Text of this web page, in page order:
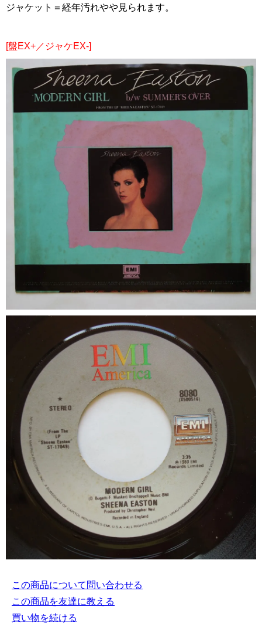
ジャケット＝経年汚れやや見られます。
[盤EX+／ジャケEX-]
この商品について問い合わせる
この商品を友達に教える
買い物を続ける